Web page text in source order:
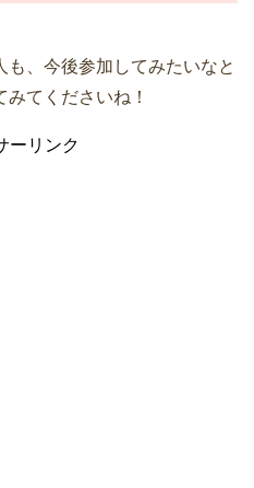
、今後参加してみたいなと
てくださいね！
ーリンク